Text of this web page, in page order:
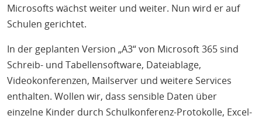
Microsofts wächst weiter und weiter. Nun wird er auf
Schulen gerichtet.
In der geplanten Version „A3“ von Microsoft 365 sind
Schreib- und Tabellensoftware, Dateiablage,
Videokonferenzen, Mailserver und weitere Services
enthalten. Wollen wir, dass sensible Daten über
einzelne Kinder durch Schulkonferenz-Protokolle, Excel-